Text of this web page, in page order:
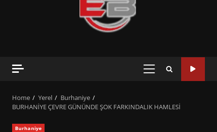
PRIMARY
Home Yerel
Burhaniye
BURHANİYE ÇEVRE GÜNÜNDE ŞOK FARKINDALIK HAMLESİ
Burhaniye